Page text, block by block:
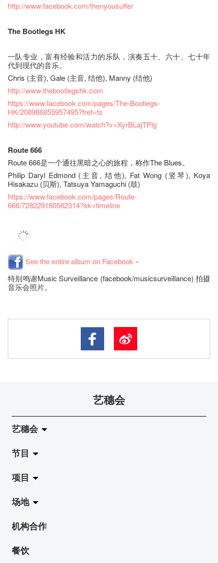
http://www.facebook.com/thenyousuffer
The Bootlegs HK
一队专业，富有经验和活力的乐队，演奏五十、六十、七十年
代到现代的音乐。
Chris (主音), Gale (主音, 结他), Manny (结他)
http://www.thebootlegshk.com
https://www.facebook.com/pages/The-Bootlegs-
HK/208966855957495?fref=ts
http://www.youtube.com/watch?v=XyrBLajTPlg
Route 666
Route 666是一个通往黑暗之心的旅程，称作The Blues。
Philip Daryl Edmond (主音, 结他), Fat Wong (竖琴), Koya
Hisakazu (贝斯), Tatsuya Yamaguchi (鼓)
https://www.facebook.com/pages/Route-
666/728229180582314?sk=timeline
See the entire album on Facebook »
特别鸣谢Music Surveillance (facebook/musicsurveillance) 拍摄
音乐会照片。
艺穗会
艺穗会
关于艺穗会
艺穗会的演化
使命与宗旨
艺穗会架构
档案库
节目
拉阔
展览
演出
活动
项目
Jazz-Go-Central, Jazz-Go-Fringe
LPL
2015-16 艺术场地资助计划
场地
陈丽玲划廊
奶库
机构合作
餐饮